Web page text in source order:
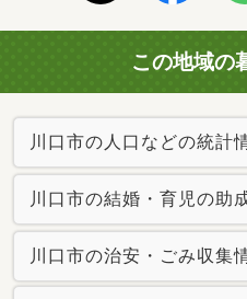
この地域の
川口市の人口などの統計
川口市の結婚・育児の助
川口市の治安・ごみ収集